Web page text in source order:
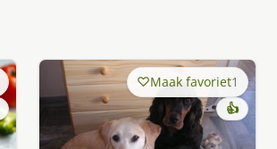
Maak favoriet1
👍